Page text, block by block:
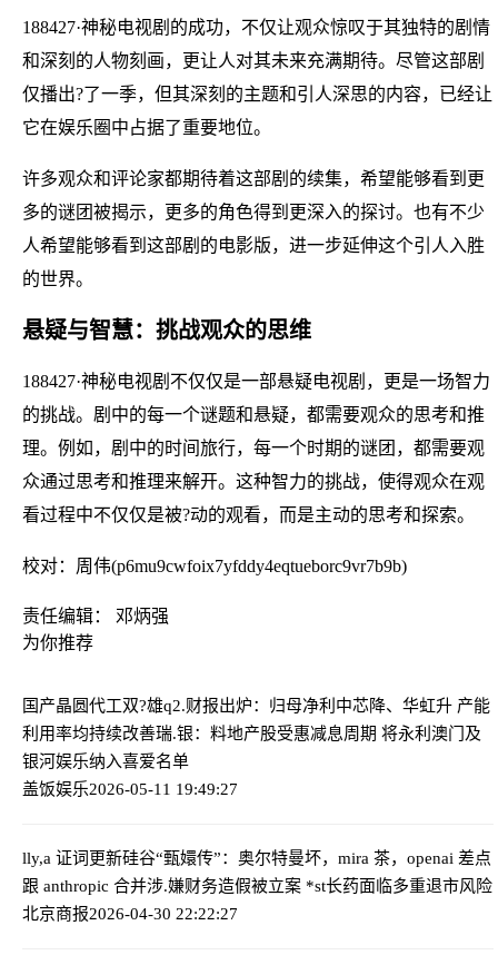
188427·神秘电视剧的成功，不仅让观众惊叹于其独特的剧情
和深刻的人物刻画，更让人对其未来充满期待。尽管这部剧
仅播出?了一季，但其深刻的主题和引人深思的内容，已经让
它在娱乐圈中占据了重要地位。
许多观众和评论家都期待着这部剧的续集，希望能够看到更
多的谜团被揭示，更多的角色得到更深入的探讨。也有不少
人希望能够看到这部剧的电影版，进一步延伸这个引人入胜
的世界。
悬疑与智慧：挑战观众的思维
188427·神秘电视剧不仅仅是一部悬疑电视剧，更是一场智力
的挑战。剧中的每一个谜题和悬疑，都需要观众的思考和推
理。例如，剧中的时间旅行，每一个时期的谜团，都需要观
众通过思考和推理来解开。这种智力的挑战，使得观众在观
看过程中不仅仅是被?动的观看，而是主动的思考和探索。
校对：周伟(p6mu9cwfoix7yfddy4eqtueborc9vr7b9b)
责任编辑： 邓炳强
为你推荐
国产晶圆代工双?雄q2.财报出炉：归母净利中芯降、华虹升 产能
利用率均持续改善瑞.银：料地产股受惠减息周期 将永利澳门及
银河娱乐纳入喜爱名单
盖饭娱乐2026-05-11 19:49:27
lly,a 证词更新硅谷“甄嬛传”：奥尔特曼坏，mira 茶，openai 差点
跟 anthropic 合并涉.嫌财务造假被立案 *st长药面临多重退市风险
北京商报2026-04-30 22:22:27